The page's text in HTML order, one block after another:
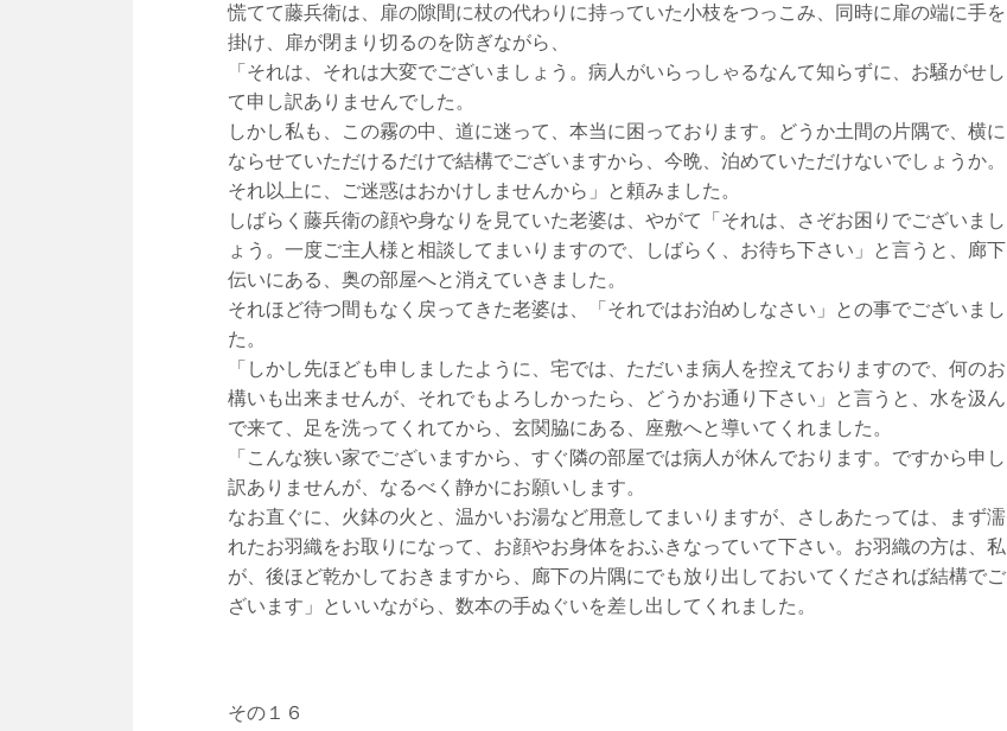
慌てて藤兵衛は、扉の隙間に杖の代わりに持っていた小枝をつっこみ、同時に扉の端に手を
掛け、扉が閉まり切るのを防ぎながら、
「それは、それは大変でございましょう。病人がいらっしゃるなんて知らずに、お騒がせし
て申し訳ありませんでした。
しかし私も、この霧の中、道に迷って、本当に困っております。どうか土間の片隅で、横に
ならせていただけるだけで結構でございますから、今晩、泊めていただけないでしょうか。
それ以上に、ご迷惑はおかけしませんから」と頼みました。
しばらく藤兵衛の顔や身なりを見ていた老婆は、やがて「それは、さぞお困りでございまし
ょう。一度ご主人様と相談してまいりますので、しばらく、お待ち下さい」と言うと、廊下
伝いにある、奥の部屋へと消えていきました。
それほど待つ間もなく戻ってきた老婆は、「それではお泊めしなさい」との事でございまし
た。
「しかし先ほども申しましたように、宅では、ただいま病人を控えておりますので、何のお
構いも出来ませんが、それでもよろしかったら、どうかお通り下さい」と言うと、水を汲ん
で来て、足を洗ってくれてから、玄関脇にある、座敷へと導いてくれました。
「こんな狭い家でございますから、すぐ隣の部屋では病人が休んでおります。ですから申し
訳ありませんが、なるべく静かにお願いします。
なお直ぐに、火鉢の火と、温かいお湯など用意してまいりますが、さしあたっては、まず濡
れたお羽織をお取りになって、お顔やお身体をおふきなっていて下さい。お羽織の方は、私
が、後ほど乾かしておきますから、廊下の片隅にでも放り出しておいてくだされば結構でご
ざいます」といいながら、数本の手ぬぐいを差し出してくれました。
その１６